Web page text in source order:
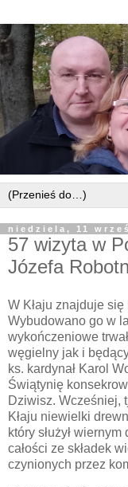
niedziela, 11
57 wizyta w
Józefa
W Kłaju znajduje się
Wybudowano go w
wykończeniowe
węgielny jak i
ks. kardynał Karol
Świątynię
Dziwisz. Wcześniej,
Kłaju niewielki
który służył
całości ze składek
czynionych przez